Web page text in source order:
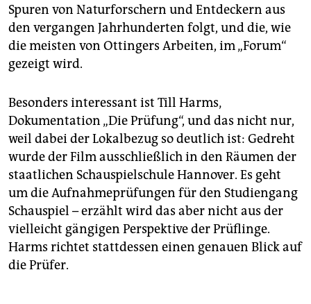
Spuren von Naturforschern und Entdeckern aus
den vergangen Jahrhunderten folgt, und die, wie
die meisten von Ottingers Arbeiten, im „Forum“
gezeigt wird.
Besonders interessant ist Till Harms‚
Dokumentation „Die Prüfung“, und das nicht nur,
weil dabei der Lokalbezug so deutlich ist: Gedreht
wurde der Film ausschließlich in den Räumen der
staatlichen Schauspielschule Hannover. Es geht
um die Aufnahmeprüfungen für den Studiengang
Schauspiel – erzählt wird das aber nicht aus der
vielleicht gängigen Perspektive der Prüflinge.
Harms richtet stattdessen einen genauen Blick auf
die Prüfer.